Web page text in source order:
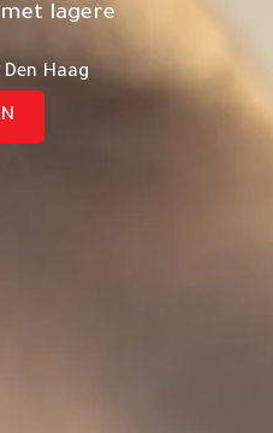
lagere
Haag